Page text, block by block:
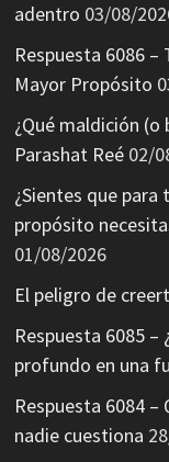
adentro 03/08/
Respuesta 6086 –
Mayor Propósito
¿Qué maldición
Parashat Reé 02/
¿Sientes que
propósito
01/08/2026
El peligro de
Respuesta 6085
profundo en una
Respuesta 6084 –
nadie cuestiona